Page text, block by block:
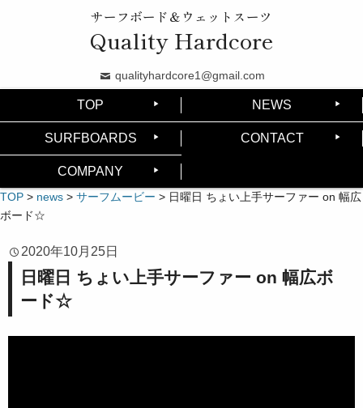
サーフボード＆ウェットスーツ
Quality Hardcore
qualityhardcore1@gmail.com
TOP NEWS
SURFBOARDS CONTACT
COMPANY
TOP > news > サーフムービー > 日曜日 ちょい上手サーファー on 幅広
ボード☆
2020年10月25日
日曜日 ちょい上手サーファー on 幅広ボ
ード☆